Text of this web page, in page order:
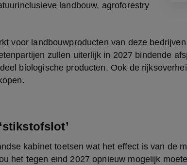
landbouw, agroforestry
voor landbouwproducten van deze
zullen uiterlijk in 2027 bindende
biologische producten. Ook de
kabinet toetsen wat het effect is van de
het tegen eind 2027 opnieuw mogelijk